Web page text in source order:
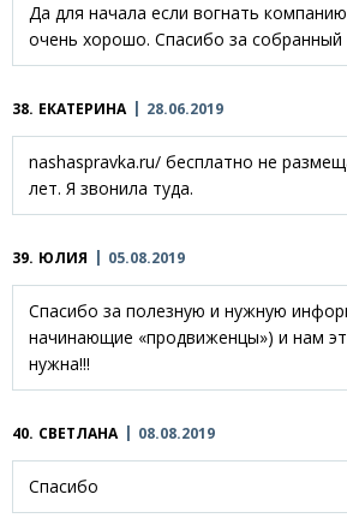
Да для начала если вогнать
очень хорошо. Спасибо за собранный
38. ЕКАТЕРИНА 28.06.2019
nashaspravka.ru/ бесплатно не
лет. Я звонила туда.
39. ЮЛИЯ 05.08.2019
Спасибо за полезную и нужную
начинающие «продвиженцы») и нам
нужна!!!
40. СВЕТЛАНА 08.08.2019
Спасибо